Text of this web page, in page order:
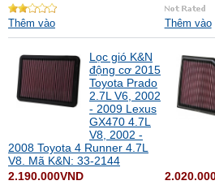
Thêm vào Thêm vào
Lọc gió K&N
động cơ 2015
Toyota Prado
2.7L V6, 2002
- 2009 Lexus
GX470 4.7L
V8, 2002 -
2008 Toyota 4 Runner 4.7L
V8. Mã K&N: 33-2144
2.190.000VND